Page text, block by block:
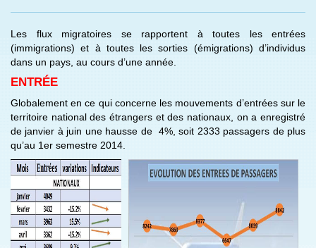
Les flux migratoires se rapportent à toutes les entrées
(immigrations) et à toutes les sorties (émigrations) d’individus
dans un pays, au cours d’une année.
ENTRÉE
Globalement en ce qui concerne les mouvements d’entrées sur le
territoire national des étrangers et des nationaux, on a enregistré
de janvier à juin une hausse de 4%, soit 2333 passagers de plus
qu’au 1er semestre 2014.